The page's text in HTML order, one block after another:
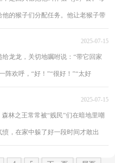
的猴子们分配任务。他让老猴子带
2025-07-15
龙龙，关切地嘱咐说：“带它回家
阵欢呼，“好！”“很好！”“太好
2025-07-15
林之王常常被“贱民”们在暗地里嘲
，在家中躲了好一段时间才敢出